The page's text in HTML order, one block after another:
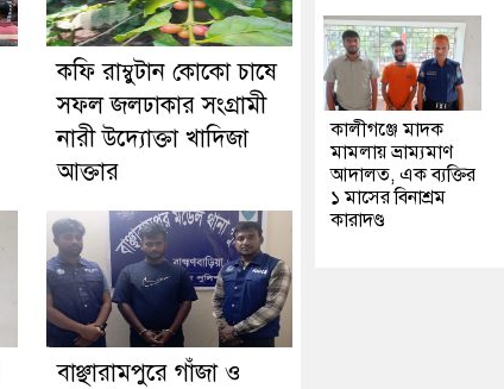
কফি রাম্বুটান কোকো চাষে
সফল জলঢাকার সংগ্রামী
নারী উদ্যোক্তা খাদিজা
আক্তার
বাঞ্ছারামপুরে গাঁজা ও
কালীগঞ্জে মাদক
মামলায় ভ্রাম্যমাণ
আদালত, এক ব্যক্তির
১ মাসের বিনাশ্রম
কারাদণ্ড